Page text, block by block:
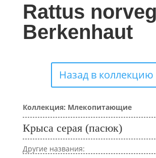
Rattus
Berkenhaut
Назад в коллекцию
Коллекция: Млекопитающие
Крыса серая (пасюк)
Другие названия: